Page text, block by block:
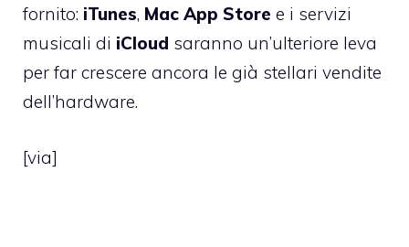
fornito: iTunes, Mac App Store e i servizi
musicali di iCloud saranno un’ulteriore leva
per far crescere ancora le già stellari vendite
dell’hardware.
[via]